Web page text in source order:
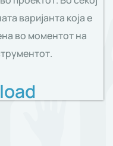
варијанта која е
во моментот на